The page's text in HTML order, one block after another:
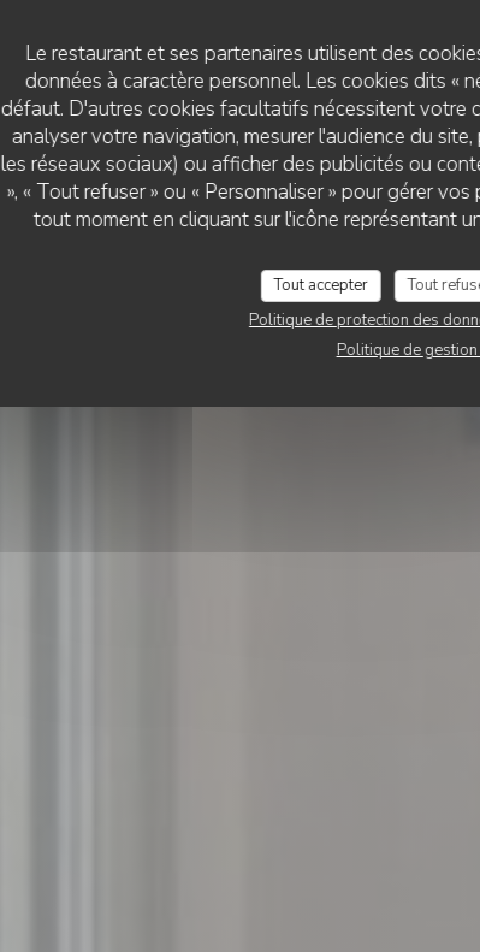
Le restaurant et ses partenaires utilisent des
données à caractère personnel. Les cookies dits «
défaut. D'autres cookies facultatifs nécessitent votre
analyser votre navigation, mesurer l'audience du
les réseaux sociaux) ou afficher des publicités ou
», « Tout refuser » ou « Personnaliser » pour gérer
tout moment en cliquant sur l'icône représentant
Tout accepter Tout
Politique de protection des
Politique de
RESTAURANT DU